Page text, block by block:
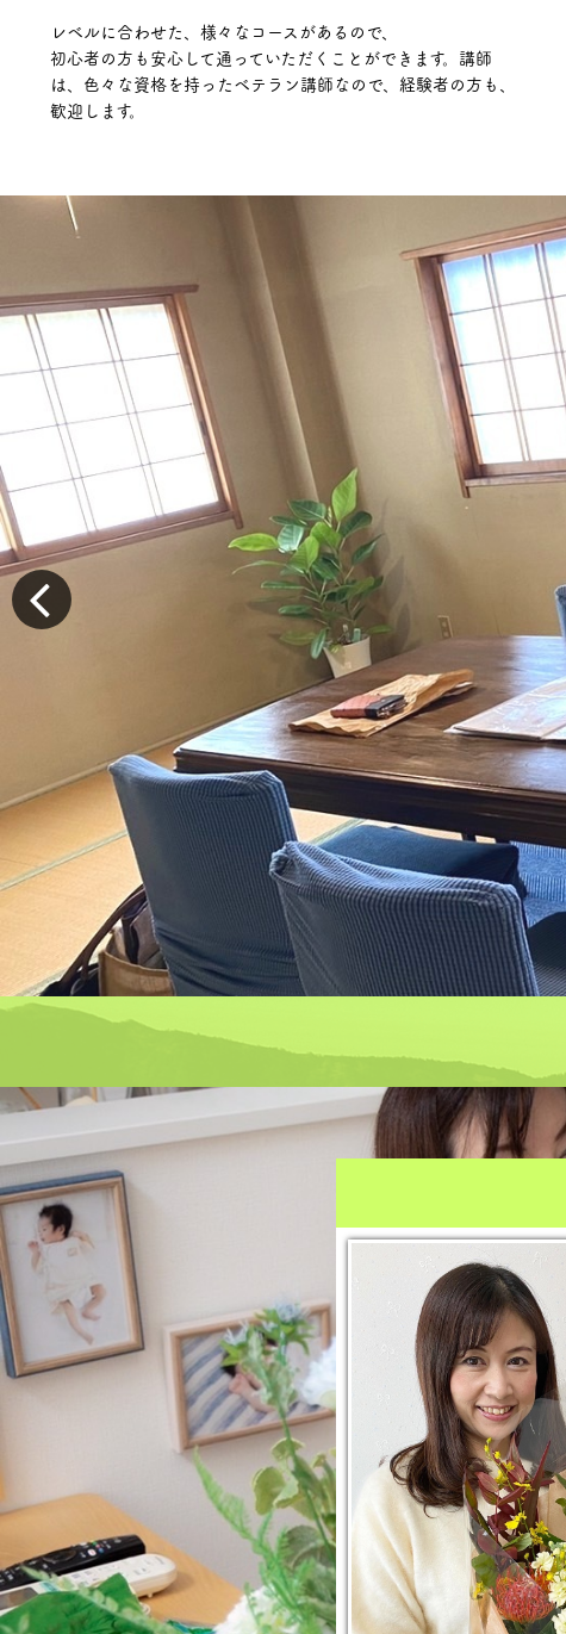
レベルに合わせた、様々なコースがあるので、
初心者の方も安心して通っていただくことができます。講師
は、色々な資格を持ったベテラン講師なので、経験者の方も、
歓迎します。